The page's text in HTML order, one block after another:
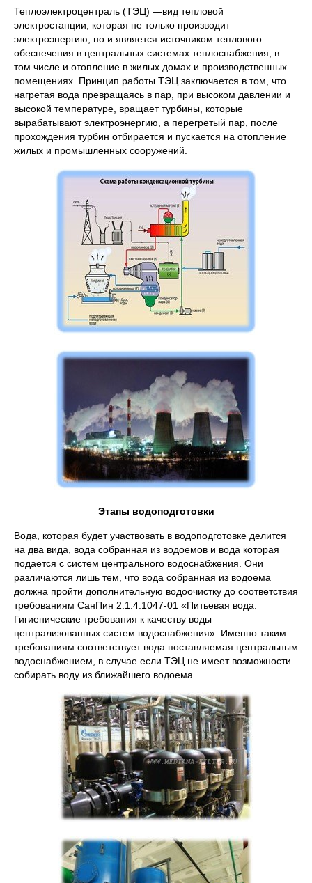
Теплоэлектроцентраль (ТЭЦ) —вид тепловой
электростанции, которая не только производит
электроэнергию, но и является источником теплового
обеспечения в центральных системах теплоснабжения, в
том числе и отопление в жилых домах и производственных
помещениях. Принцип работы ТЭЦ заключается в том, что
нагретая вода превращаясь в пар, при высоком давлении и
высокой температуре, вращает турбины, которые
вырабатывают электроэнергию, а перегретый пар, после
прохождения турбин отбирается и пускается на отопление
жилых и промышленных сооружений.
Этапы водоподготовки
Вода, которая будет участвовать в водоподготовке делится
на два вида, вода собранная из водоемов и вода которая
подается с систем центрального водоснабжения. Они
различаются лишь тем, что вода собранная из водоема
должна пройти дополнительную водоочистку до соответствия
требованиям СанПин 2.1.4.1047-01 «Питьевая вода.
Гигиенические требования к качеству воды
централизованных систем водоснабжения». Именно таким
требованиям соответствует вода поставляемая центральным
водоснабжением, в случае если ТЭЦ не имеет возможности
собирать воду из ближайшего водоема.